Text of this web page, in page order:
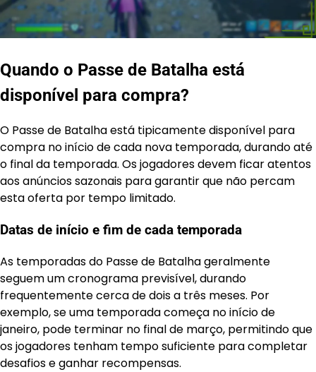
Quando o Passe de Batalha está
disponível para compra?
O Passe de Batalha está tipicamente disponível para
compra no início de cada nova temporada, durando até
o final da temporada. Os jogadores devem ficar atentos
aos anúncios sazonais para garantir que não percam
esta oferta por tempo limitado.
Datas de início e fim de cada temporada
As temporadas do Passe de Batalha geralmente
seguem um cronograma previsível, durando
frequentemente cerca de dois a três meses. Por
exemplo, se uma temporada começa no início de
janeiro, pode terminar no final de março, permitindo que
os jogadores tenham tempo suficiente para completar
desafios e ganhar recompensas.